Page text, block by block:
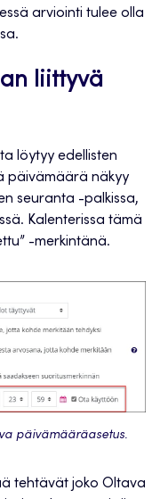
arviointi tulee olla
liittyvä
löytyy edellisten
päivämäärä näkyy
seuranta -palkissa,
Kalenterissa tämä
-merkintänä.
päivämääräasetus.
tehtävät joko Oltava